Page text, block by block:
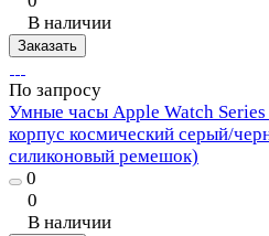
В наличии
Заказать
По запросу
Умные часы Apple Watch
корпус космический серый/
силиконовый ремешок)
0
0
В наличии